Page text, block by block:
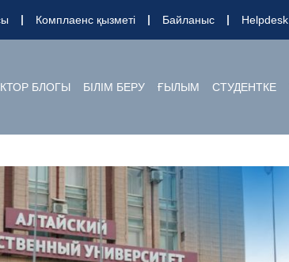
Комплаенс қызметі Байланыс Helpdesk
БЛОГЫ БІЛІМ БЕРУ ҒЫЛЫМ СТУДЕНТКЕ